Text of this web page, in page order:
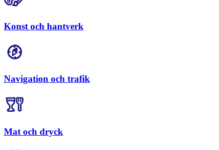
Konst och hantverk
Navigation och trafik
Mat och dryck